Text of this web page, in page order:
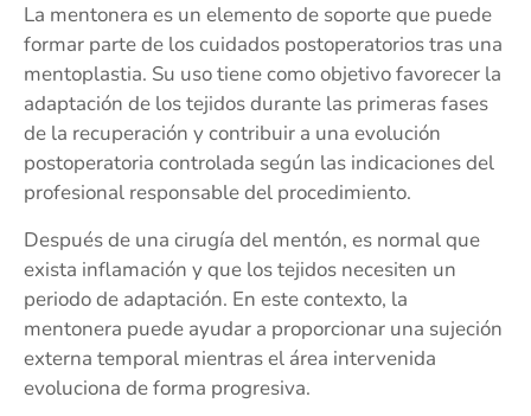
La mentonera es un elemento de soporte que puede
formar parte de los cuidados postoperatorios tras una
mentoplastia. Su uso tiene como objetivo favorecer la
adaptación de los tejidos durante las primeras fases
de la recuperación y contribuir a una evolución
postoperatoria controlada según las indicaciones del
profesional responsable del procedimiento.
Después de una cirugía del mentón, es normal que
exista inflamación y que los tejidos necesiten un
periodo de adaptación. En este contexto, la
mentonera puede ayudar a proporcionar una sujeción
externa temporal mientras el área intervenida
evoluciona de forma progresiva.